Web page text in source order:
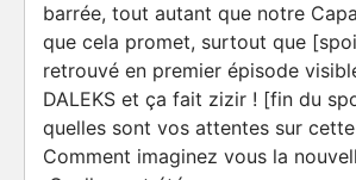
barrée, tout autant que notre
que cela promet, surtout que
retrouvé en premier épisode
DALEKS et ça fait zizir ! [fin du
quelles sont vos attentes sur
Comment imaginez vous la